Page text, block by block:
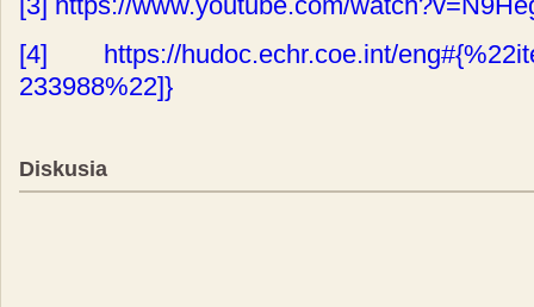
[4]
https://hudoc.echr.coe.int/
233988%22]}
Diskusia